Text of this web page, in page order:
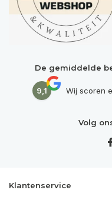
De gemiddelde
9,1 Wij scoren
Volg
Klantenservice